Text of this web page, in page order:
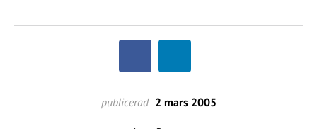
publicerad 2 mars 2005